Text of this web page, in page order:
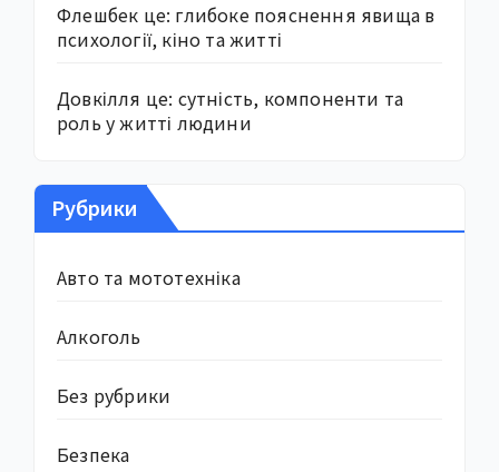
Флешбек це: глибоке пояснення явища в
психології, кіно та житті
Довкілля це: сутність, компоненти та
роль у житті людини
Рубрики
Авто та мототехніка
Алкоголь
Без рубрики
Безпека